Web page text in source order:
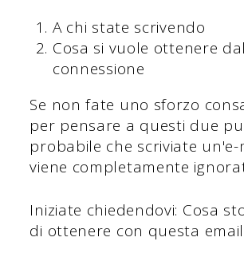
A chi state scrivendo
Cosa si vuole ottenere
connessione
Se non fate uno sforzo
per pensare a questi due
probabile che scriviate un'e-
viene completamente
Iniziate chiedendovi: Cosa
di ottenere con questa